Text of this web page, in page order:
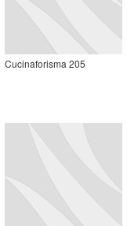
Cucinaforisma 205